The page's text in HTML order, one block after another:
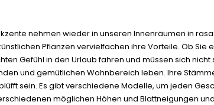
nehmen wieder in unseren Innenräumen in
Pflanzen vervielfachen ihre Vorteile. Ob Sie
Gefühl in den Urlaub fahren und müssen sich nicht
und gemütlichen Wohnbereich leben. Ihre
sein. Es gibt verschiedene Modelle, um jeden
möglichen Höhen und Blattneigungen